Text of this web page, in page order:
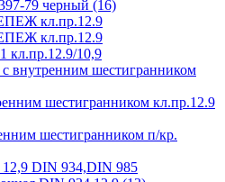
79 черный (16)
кл.пр.12.9
кл.пр.12.9
кл.пр.12.9/10,9
внутренним шестигранником
шестигранником кл.пр.12.9
шестигранником п/кр.
12,9 DIN 934,DIN 985